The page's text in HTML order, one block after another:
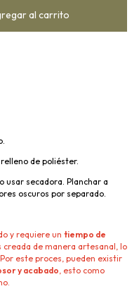
de poliéster.
usar secadora. Planchar a
oscuros por separado.
y requiere un tiempo de
creada de manera artesanal, lo
este proces, pueden existir
y acabado, esto como